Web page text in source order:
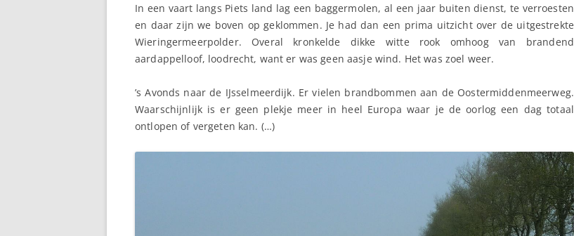
In een vaart langs Piets land lag een baggermolen, al een jaar buiten dienst, te verroesten
en daar zijn we boven op geklommen. Je had dan een prima uitzicht over de uitgestrekte
Wieringermeerpolder. Overal kronkelde dikke witte rook omhoog van brandend
aardappelloof, loodrecht, want er was geen aasje wind. Het was zoel weer.
’s Avonds naar de IJsselmeerdijk. Er vielen brandbommen aan de Oostermiddenmeerweg.
Waarschijnlijk is er geen plekje meer in heel Europa waar je de oorlog een dag totaal
ontlopen of vergeten kan. (…)